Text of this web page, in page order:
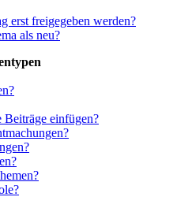
erst freigegeben werden?
als neu?
einfügen?